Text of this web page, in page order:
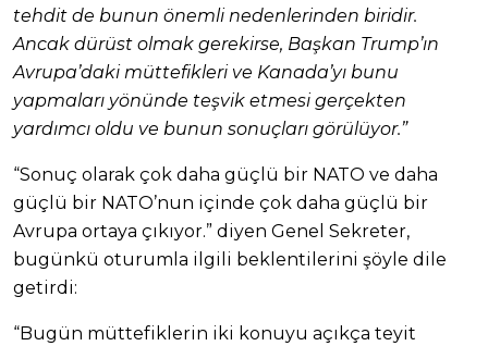
tehdit de bunun önemli nedenlerinden biridir.
Ancak dürüst olmak gerekirse, Başkan Trump’ın
Avrupa’daki müttefikleri ve Kanada’yı bunu
yapmaları yönünde teşvik etmesi gerçekten
yardımcı oldu ve bunun sonuçları görülüyor.”
“Sonuç olarak çok daha güçlü bir NATO ve daha
güçlü bir NATO’nun içinde çok daha güçlü bir
Avrupa ortaya çıkıyor.” diyen Genel Sekreter,
bugünkü oturumla ilgili beklentilerini şöyle dile
getirdi:
“Bugün müttefiklerin iki konuyu açıkça teyit